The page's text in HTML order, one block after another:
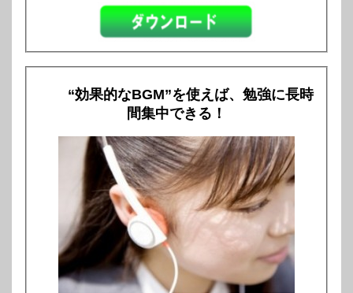
“効果的なBGM”を使えば、勉強に長時
間集中できる！